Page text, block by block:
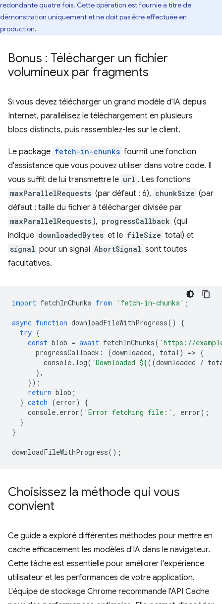
redondante quatre fois. Cette opération est fournie à titre de
démonstration uniquement et ne doit pas être effectuée en
production.
Bonus : Télécharger un fichier
volumineux par fragments
Si vous devez télécharger un grand modèle d'IA depuis
Internet, parallélisez le téléchargement en plusieurs
blocs distincts, puis rassemblez-les sur le client.
Le package fetch-in-chunks fournit une fonction
d'assistance que vous pouvez utiliser dans votre code. Il
vous suffit de lui transmettre le url . Les fonctions
maxParallelRequests (par défaut : 6), chunkSize (par
défaut : taille du fichier à télécharger divisée par
maxParallelRequests ), progressCallback (qui
indique downloadedBytes et le fileSize total) et
signal pour un signal AbortSignal sont toutes
facultatives.
import fetchInChunks from 'fetch-in-chunks' ;
async function downloadFileWithProgress()
{
try {
const blob = await fetchInChunks( 'https://
progressCallback : (downloaded, total) => {
console. log( `Downloaded ${((downloaded /
},
});
return blob ;
} catch (error)
{
console. error( 'Error fetching file:' , error);
}
}
downloadFileWithProgress();
Choisissez la méthode qui vous
convient
Ce guide a exploré différentes méthodes pour mettre en
cache efficacement les modèles d'IA dans le navigateur.
Cette tâche est essentielle pour améliorer l'expérience
utilisateur et les performances de votre application.
L'équipe de stockage Chrome recommande l'API Cache